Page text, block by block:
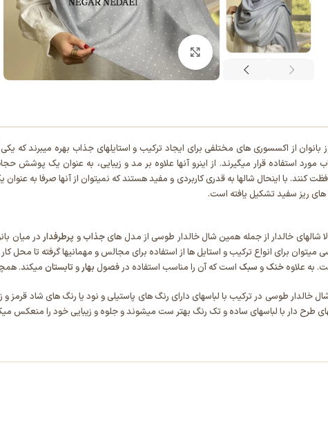
بزرگنمایی تصویر
بانوان از اکسسوری های مختلفی برای ایجاد ترکیب و استایلهای جذاب بهره میبرند که
مورد استفاده قرار میگیرند. از اینرو آنها علاوه بر مد و زیبایی، به عنوان یک پوشش
کنند. با اینحال شالها به قدری کاربردی و مفید هستند که نمیتوان از آنها صرفا به
ریز سفید تشکیل یافته است.
شالهای خالدار از جمله همین شال خالدار طوسی از مدل هایجذاب و پرطرفداردر میان
میتوان برای انواع ترکیب و استایل ها از استفاده برای مجالس و مهمانیها گرفته تا محل
به علاوهخنک و سبک است که آن را مناسب استفاده در فصول بهارو تابستان میکند.
خالدار طوسی در ترکیب با لباسهای دارای رنگ های پاستیلی و نود یا رنگ های شاد
طرح دار با لباسهای ساده و تک رنگ بهتر ست میشوند و جلوه و زیبایی خود را منعکس